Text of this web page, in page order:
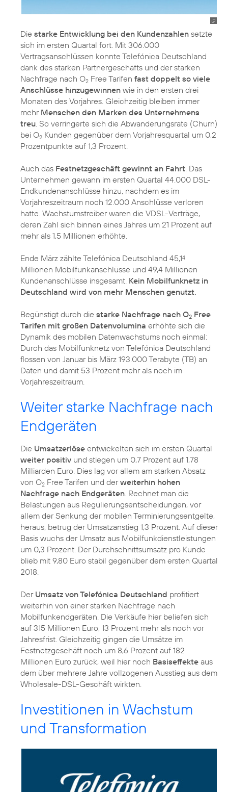
Die starke Entwicklung bei den Kundenzahlen setzte
sich im ersten Quartal fort. Mit 306.000
Vertragsanschlüssen konnte Telefónica Deutschland
dank des starken Partnergeschäfts und der starken
Nachfrage nach O2 Free Tarifen fast doppelt so viele
Anschlüsse hinzugewinnen wie in den ersten drei
Monaten des Vorjahres. Gleichzeitig bleiben immer
mehr Menschen den Marken des Unternehmens
treu. So verringerte sich die Abwanderungsrate (Churn)
bei O2 Kunden gegenüber dem Vorjahresquartal um 0,2
Prozentpunkte auf 1,3 Prozent.
Auch das Festnetzgeschäft gewinnt an Fahrt. Das
Unternehmen gewann im ersten Quartal 44.000 DSL-
Endkundenanschlüsse hinzu, nachdem es im
Vorjahreszeitraum noch 12.000 Anschlüsse verloren
hatte. Wachstumstreiber waren die VDSL-Verträge,
deren Zahl sich binnen eines Jahres um 21 Prozent auf
mehr als 1,5 Millionen erhöhte.
Ende März zählte Telefónica Deutschland 45,14
Millionen Mobilfunkanschlüsse und 49,4 Millionen
Kundenanschlüsse insgesamt. Kein Mobilfunknetz in
Deutschland wird von mehr Menschen genutzt.
Begünstigt durch die starke Nachfrage nach O2 Free
Tarifen mit großen Datenvolumina erhöhte sich die
Dynamik des mobilen Datenwachstums noch einmal:
Durch das Mobilfunknetz von Telefónica Deutschland
flossen von Januar bis März 193.000 Terabyte (TB) an
Daten und damit 53 Prozent mehr als noch im
Vorjahreszeitraum.
Weiter starke Nachfrage nach
Endgeräten
Die Umsatzerlöse entwickelten sich im ersten Quartal
weiter positiv und stiegen um 0,7 Prozent auf 1,78
Milliarden Euro. Dies lag vor allem am starken Absatz
von O2 Free Tarifen und derweiterhin hohen
Nachfrage nach Endgeräten. Rechnet man die
Belastungen aus Regulierungsentscheidungen, vor
allem der Senkung der mobilen Terminierungsentgelte,
heraus, betrug der Umsatzanstieg 1,3 Prozent. Auf dieser
Basis wuchs der Umsatz aus Mobilfunkdienstleistungen
um 0,3 Prozent. Der Durchschnittsumsatz pro Kunde
blieb mit 9,80 Euro stabil gegenüber dem ersten Quartal
2018.
Der Umsatz von Telefónica Deutschland profitiert
weiterhin von einer starken Nachfrage nach
Mobilfunkendgeräten. Die Verkäufe hier beliefen sich
auf 315 Millionen Euro, 13 Prozent mehr als noch vor
Jahresfrist. Gleichzeitig gingen die Umsätze im
Festnetzgeschäft noch um 8,6 Prozent auf 182
Millionen Euro zurück, weil hier noch Basiseffekte aus
dem über mehrere Jahre vollzogenen Ausstieg aus dem
Wholesale-DSL-Geschäft wirkten.
Investitionen in Wachstum
und Transformation